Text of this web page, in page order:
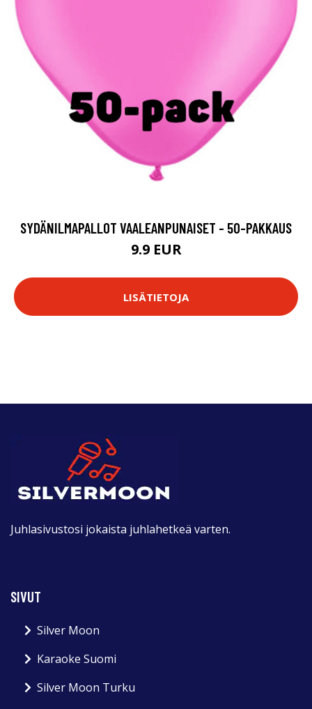
SYDÄNILMAPALLOT VAALEANPUNAISET - 50-PAKKAUS
9.9 EUR
LISÄTIETOJA
Juhlasivustosi jokaista juhlahetkeä varten.
SIVUT
Silver Moon
Karaoke Suomi
Silver Moon Turku